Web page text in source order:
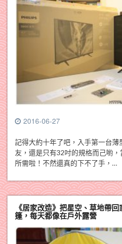
2016-06-27
記得大約十年了吧，入手第一台
友，還是只有32吋的規格而己喲
所需啦！不然還真的下不了手，…
《居家改造》把星空、草地帶
篷，每天都像在戶外露營